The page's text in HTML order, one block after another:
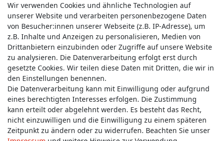
Service & Kontakt
Wünschen Sie einen Rückruf?
service@allmyclothes.de
Schreiben Sie uns:
service@allmyclothes.de
Wir verwenden Cookies und ähnliche Technologien auf
unserer Website und verarbeiten personenbezogene Daten
von Besucher:innen unserer Webseite (z.B. IP-Adresse), um
z.B. Inhalte und Anzeigen zu personalisieren, Medien von
Drittanbietern einzubinden oder Zugriffe auf unsere Website
zu analysieren. Die Datenverarbeitung erfolgt erst durch
gesetzte Cookies. Wir teilen diese Daten mit Dritten, die wir in
den Einstellungen benennen.
Die Datenverarbeitung kann mit Einwilligung oder aufgrund
eines berechtigten Interesses erfolgen. Die Zustimmung
kann erteilt oder abgelehnt werden. Es besteht das Recht,
nicht einzuwilligen und die Einwilligung zu einem späteren
Zeitpunkt zu ändern oder zu widerrufen. Beachten Sie unser